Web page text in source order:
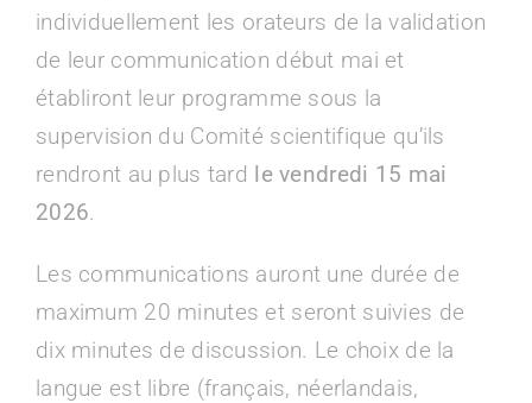
individuellement les orateurs de la validation
de leur communication début mai et
établiront leur programme sous la
supervision du Comité scientifique qu’ils
rendront au plus tard le vendredi 15 mai
2026.
Les communications auront une durée de
maximum 20 minutes et seront suivies de
dix minutes de discussion. Le choix de la
langue est libre (français, néerlandais,